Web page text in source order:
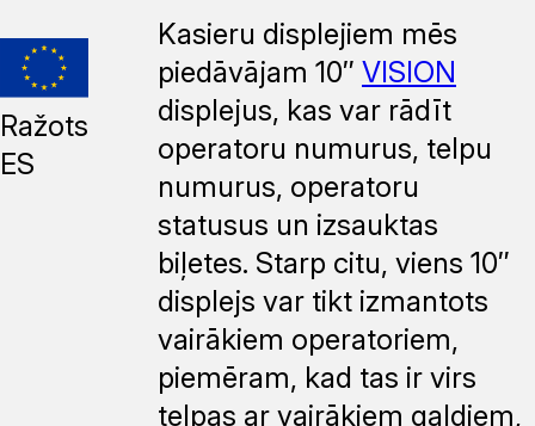
Ražots
ES
Kasieru displejiem mēs
piedāvājam 10″ VISION
displejus, kas var rādīt
operatoru numurus, telpu
numurus, operatoru
statusus un izsauktas
biļetes. Starp citu, viens 10″
displejs var tikt izmantots
vairākiem operatoriem,
piemēram, kad tas ir virs
telpas ar vairākiem galdiem,